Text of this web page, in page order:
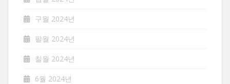
구월 2024년
팔월 2024년
칠월 2024년
6월 2024년